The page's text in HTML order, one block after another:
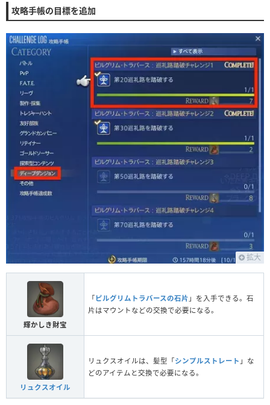
攻略手帳の目標を追加
拡大
輝かしき財宝
「ピルグリムトラバースの石片 」を入手できる。石
片はマウントなどの交換で必要になる。
リュクスオイル
リュクスオイルは、髪型「シンプルストレート 」な
どのアイテムと交換で必要になる。